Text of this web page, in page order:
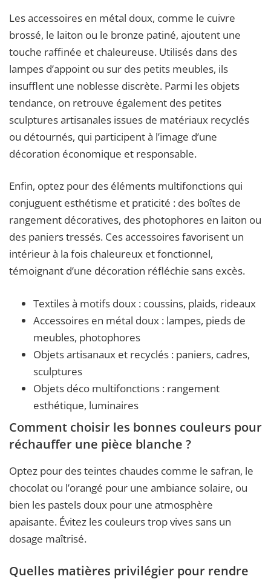
Les accessoires en métal doux, comme le cuivre
brossé, le laiton ou le bronze patiné, ajoutent une
touche raffinée et chaleureuse. Utilisés dans des
lampes d’appoint ou sur des petits meubles, ils
insufflent une noblesse discrète. Parmi les objets
tendance, on retrouve également des petites
sculptures artisanales issues de matériaux recyclés
ou détournés, qui participent à l’image d’une
décoration économique et responsable.
Enfin, optez pour des éléments multifonctions qui
conjuguent esthétisme et praticité : des boîtes de
rangement décoratives, des photophores en laiton ou
des paniers tressés. Ces accessoires favorisent un
intérieur à la fois chaleureux et fonctionnel,
témoignant d’une décoration réfléchie sans excès.
Textiles à motifs doux : coussins, plaids, rideaux
Accessoires en métal doux : lampes, pieds de
meubles, photophores
Objets artisanaux et recyclés : paniers, cadres,
sculptures
Objets déco multifonctions : rangement
esthétique, luminaires
Comment choisir les bonnes couleurs pour
réchauffer une pièce blanche ?
Optez pour des teintes chaudes comme le safran, le
chocolat ou l’orangé pour une ambiance solaire, ou
bien les pastels doux pour une atmosphère
apaisante. Évitez les couleurs trop vives sans un
dosage maîtrisé.
Quelles matières privilégier pour rendre